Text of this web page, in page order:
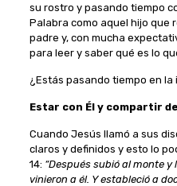
su rostro y pasando tiempo
Palabra como aquel hijo que
padre y, con mucha
para leer y saber qué es lo
¿Estás pasando tiempo en
Estar con Él y compartir
Cuando Jesús llamó a sus
claros y definidos y esto lo
14: “Después subió al monte
vinieron a él. Y estableció a